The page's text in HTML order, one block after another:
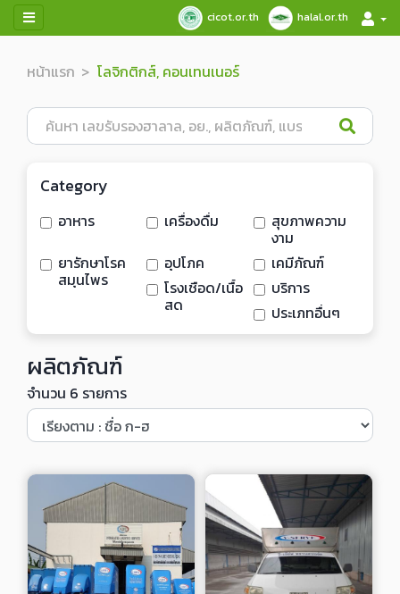
cicot.or.th halal.or.th
หน้าแรก โลจิกติกส์, คอนเทนเนอร์
Category
อาหาร เครื่องดื่ม สุขภาพความ
งาม
ยารักษาโรค
สมุนไพร
อุปโภค
เคมีภัณฑ์
โรงเชือด/เนื้อ
สด
บริการ
ประเภทอื่นๆ
ผลิตภัณฑ์
จำนวน 6 รายการ